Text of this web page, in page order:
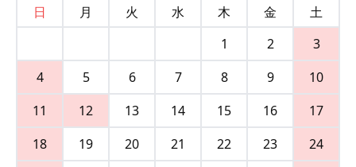
日
月 火 水 木 金
土
1
2
3
4
5 6 7 8 9
10
11
12 13 14 15 16
17
18
19 20 21 22 23
24